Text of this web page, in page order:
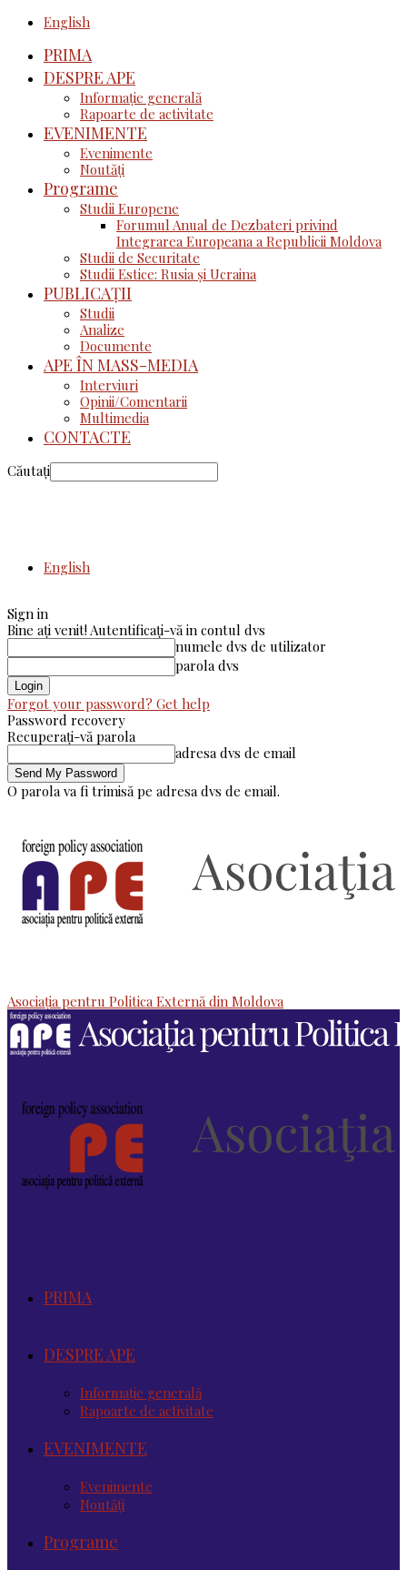
English
PRIMA
DESPRE APE
Informație generală
Rapoarte de activitate
EVENIMENTE
Evenimente
Noutăţi
Programe
Studii Europene
Forumul Anual de Dezbateri privind
Integrarea Europeana a Republicii Moldova
Studii de Securitate
Studii Estice: Rusia și Ucraina
PUBLICAȚII
Studii
Analize
Documente
APE ÎN MASS-MEDIA
Interviuri
Opinii/Comentarii
Multimedia
CONTACTE
Căutați
English
Sign in
Bine ați venit! Autentificați-vă in contul dvs
numele dvs de utilizator
parola dvs
Forgot your password? Get help
Password recovery
Recuperați-vă parola
adresa dvs de email
O parola va fi trimisă pe adresa dvs de email.
Asociaţia pentru Politica Externă din Moldova
PRIMA
DESPRE APE
Informație generală
Rapoarte de activitate
EVENIMENTE
Evenimente
Noutăţi
Programe